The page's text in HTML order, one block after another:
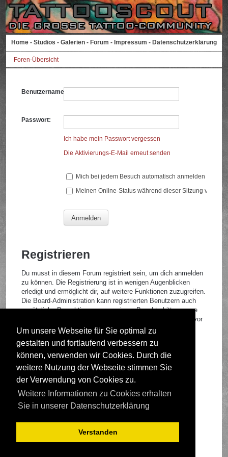
Um unsere Webseite für Sie optimal zu
gestalten und fortlaufend verbessern zu
können, verwenden wir Cookies. Durch die
weitere Nutzung der Webseite stimmen Sie
der Verwendung von Cookies zu.
Weitere Informationen zu Cookies erhalten
Sie in unserer Datenschutzerklärung
Verstanden
Home - Studios - Galerien - Forum - Impressum - Datenschutzerklärung
Foren-Übersicht
Benutzername:
Passwort:
Ich habe mein Passwort vergessen
Die Aktivierungs-E-Mail erneut senden
Mich bei jedem Besuch automatisch anmelden
Meinen Online-Status während dieser Sitzung
Registrieren
Du musst in diesem Forum registriert sein, um dich anmelden
zu können. Die Registrierung ist in wenigen Augenblicken
erledigt und ermöglicht dir, auf weitere Funktionen zuzugreifen.
Die Board-Administration kann registrierten Benutzern auch
zusätzliche Berechtigungen zuweisen. Beachte bitte unsere
Nutzungsbedingungen und die verwandten Regelungen, bevor
du dich registrierst. Bitte beachte auch die jeweiligen
Forenregeln, wenn du dich in diesem Board bewegst.
Nutzungsbedingungen|Datenschutzrichtlinie
Registrieren
Foren-Übersicht
Deutsche Übersetzung durchphpBB.de